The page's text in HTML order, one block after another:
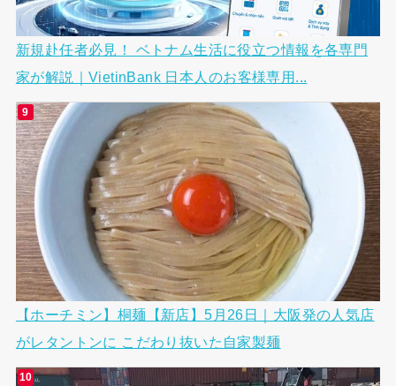
新規赴任者必見！ ベトナム生活に役立つ情報を各専門
家が解説｜VietinBank 日本人のお客様専用...
【ホーチミン】桐麺【新店】5月26日｜大阪発の人気店
がレタントンに こだわり抜いた自家製麺